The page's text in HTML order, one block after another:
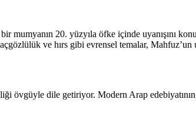
mumyanın 20. yüzyıla öfke içinde uyanışını
ve hırs gibi evrensel temalar,
övgüyle dile getiriyor. Modern Arap